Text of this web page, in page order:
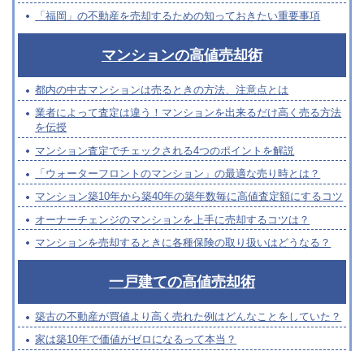
「福岡」の不動産を売却するための知っておきたい重要事項
マンションの高値売却術
都内の中古マンションは売るときの方法、注意点とは
業者によって査定は違う！マンションを出来るだけ高く売る方法
を伝授
マンション査定でチェックされる4つのポイントを解説
「ウォーターフロントのマンション」の最適な売り時とは？
マンション築10年から築40年の築年数毎に高値査定額にするコツ
オーナーチェンジのマンションを上手に売却するコツは？
マンションを売却するときに各種保険の取り扱いはどうなる？
一戸建ての高値売却術
築古の不動産が買値より高く売れた例はどんなことをしていた？
家は築10年で価値がゼロになるって本当？